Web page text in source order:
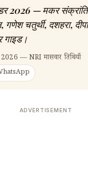
2026 — मकर संक्रांति,
गणेश चतुर्थी, दशहरा,
गाइड।
2026 — NRI मासवार तिथियाँ
ADVERTISEMENT